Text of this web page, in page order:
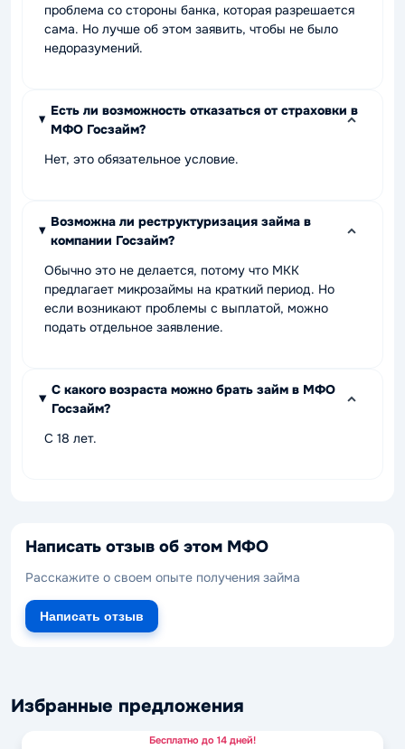
проблема со стороны банка, которая разрешается
сама. Но лучше об этом заявить, чтобы не было
недоразумений.
Есть ли возможность отказаться от страховки в
МФО Госзайм?
Нет, это обязательное условие.
Возможна ли реструктуризация займа в
компании Госзайм?
Обычно это не делается, потому что МКК
предлагает микрозаймы на краткий период. Но
если возникают проблемы с выплатой, можно
подать отдельное заявление.
С какого возраста можно брать займ в МФО
Госзайм?
С 18 лет.
Написать отзыв об этом МФО
Расскажите о своем опыте получения займа
Написать отзыв
Избранные предложения
Бесплатно до 14 дней!